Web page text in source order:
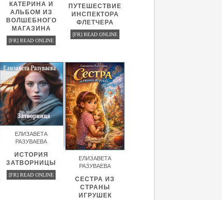
КАТЕРИНА И
АЛЬБОМ ИЗ
ВОЛШЕБНОГО
МАГАЗИНА
[FR] READ ONLINE
ПУТЕШЕСТВИЕ
ИНСПЕКТОРА
ФЛЕТЧЕРА
[FR] READ ONLINE
ЕЛИЗАВЕТА
РАЗУВАЕВА
ИСТОРИЯ
ЗАТВОРНИЦЫ
[FR] READ ONLINE
ЕЛИЗАВЕТА
РАЗУВАЕВА
СЕСТРА ИЗ
СТРАНЫ
ИГРУШЕК